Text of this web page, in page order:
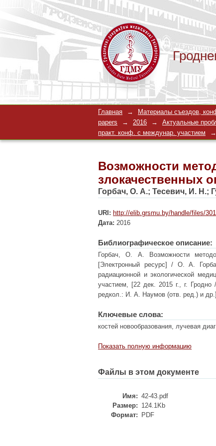
Возможности
опухолей костей
Главная →
Материалы съездов,
papers
→ 2016 →
Актуальные
практ. конф. с междунар. участием
→
Возможности
злокачественных
Горбач, О. А.; Тесевич, И. Н.;
URI: http://elib.grsmu.by/handle/files/301
Дата: 2016
Библиографическое описание:
Горбач, О. А. Возможности
[Электронный ресурс] / О. А.
радиационной и экологической
участием, [22 дек. 2015 г., г.
редкол.: И. А. Наумов (отв. ред.) и
Ключевые слова:
костей новообразования, лучевая
Показать полную информацию
Файлы в этом документе
Имя: 42-43.pdf
Размер: 124.1Kb
Формат:
PDF